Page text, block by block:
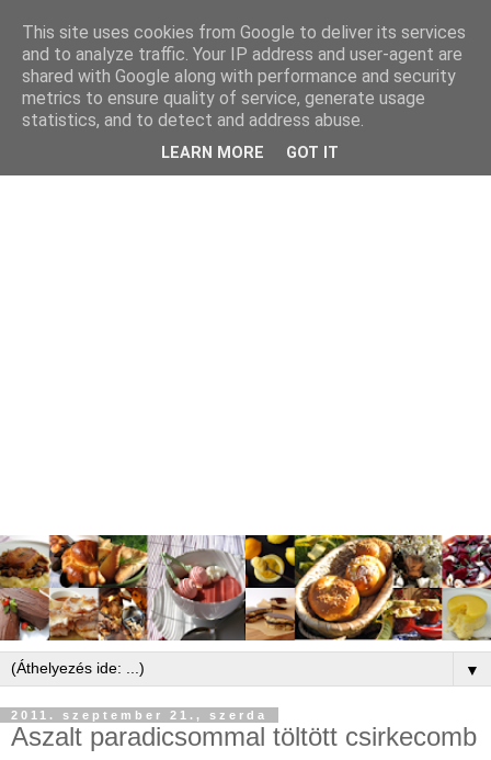
▼
2011. szeptember 21., szerda
Aszalt paradicsommal töltött csirkecomb
This site uses cookies from Google to deliver its services
and to analyze traffic. Your IP address and user-agent are
shared with Google along with performance and security
metrics to ensure quality of service, generate usage
statistics, and to detect and address abuse.
LEARN MORE GOT IT